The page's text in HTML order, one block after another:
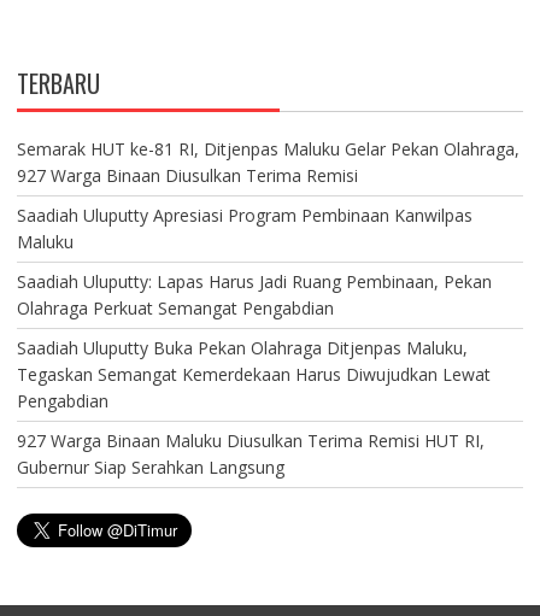
TERBARU
Semarak HUT ke-81 RI, Ditjenpas Maluku Gelar Pekan Olahraga,
927 Warga Binaan Diusulkan Terima Remisi
Saadiah Uluputty Apresiasi Program Pembinaan Kanwilpas
Maluku
Saadiah Uluputty: Lapas Harus Jadi Ruang Pembinaan, Pekan
Olahraga Perkuat Semangat Pengabdian
Saadiah Uluputty Buka Pekan Olahraga Ditjenpas Maluku,
Tegaskan Semangat Kemerdekaan Harus Diwujudkan Lewat
Pengabdian
927 Warga Binaan Maluku Diusulkan Terima Remisi HUT RI,
Gubernur Siap Serahkan Langsung